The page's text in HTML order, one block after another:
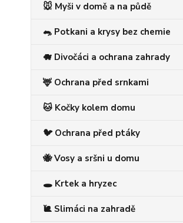
🐭 Myši v domě a na půdě
🐀 Potkani a krysy bez chemie
🐗 Divočáci a ochrana zahrady
🦌 Ochrana před srnkami
🐱 Kočky kolem domu
🐦 Ochrana před ptáky
🐝 Vosy a sršni u domu
🕳️ Krtek a hryzec
🐌 Slimáci na zahradě